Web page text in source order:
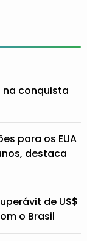
na conquista
para os EUA
destaca
de US$
o Brasil